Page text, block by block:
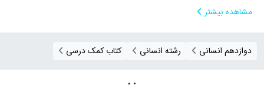
مشاهده بیشتر
دوازدهم انسانی رشته انسانی کتاب کمک درسی